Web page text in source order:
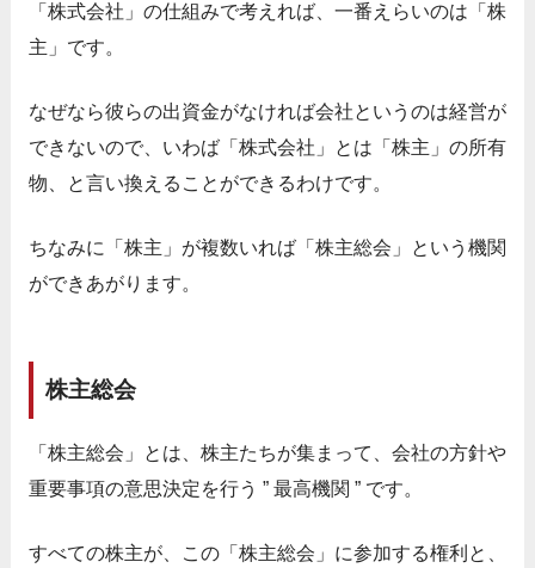
「株式会社」の仕組みで考えれば、一番えらいのは「株
主」です。
なぜなら彼らの出資金がなければ会社というのは経営が
できないので、いわば「株式会社」とは「株主」の所有
物、と言い換えることができるわけです。
ちなみに「株主」が複数いれば「株主総会」という機関
ができあがります。
株主総会
「株主総会」とは、株主たちが集まって、会社の方針や
重要事項の意思決定を行う ” 最高機関 ” です。
すべての株主が、この「株主総会」に参加する権利と、